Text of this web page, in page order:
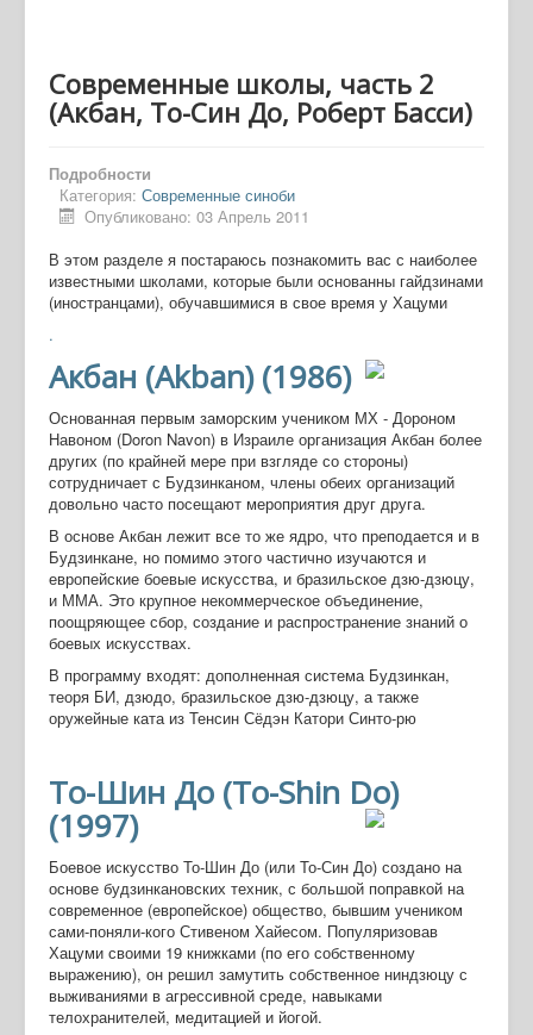
Современные школы, часть 2
(Акбан, То-Син До, Роберт Басси)
Подробности
Категория: Современные синоби
Опубликовано: 03 Апрель 2011
В этом разделе я постараюсь познакомить вас с наиболее
известными школами, которые были основанны гайдзинами
(иностранцами), обучавшимися в свое время у Хацуми
.
Акбан (Akban) (1986)
Основанная первым заморским учеником МХ - Дороном
Навоном (Doron Navon) в Израиле организация Акбан более
других (по крайней мере при взгляде со стороны)
сотрудничает с Будзинканом, члены обеих организаций
довольно часто посещают мероприятия друг друга.
В основе Акбан лежит все то же ядро, что преподается и в
Будзинкане, но помимо этого частично изучаются и
европейские боевые искусства, и бразильское дзю-дзюцу,
и ММА. Это крупное некоммерческое объединение,
поощряющее сбор, создание и распространение знаний о
боевых искусствах.
В программу входят: дополненная система Будзинкан,
теоря БИ, дзюдо, бразильское дзю-дзюцу, а также
оружейные ката из Тенсин Сёдэн Катори Синто-рю
То-Шин До (To-Shin Do)
(1997)
Боевое искусство То-Шин До (или То-Син До) создано на
основе будзинкановских техник, с большой поправкой на
современное (европейское) общество, бывшим учеником
сами-поняли-кого Стивеном Хайесом. Популяризовав
Хацуми своими 19 книжками (по его собственному
выражению), он решил замутить собственное ниндзюцу с
выживаниями в агрессивной среде, навыками
телохранителей, медитацией и йогой.